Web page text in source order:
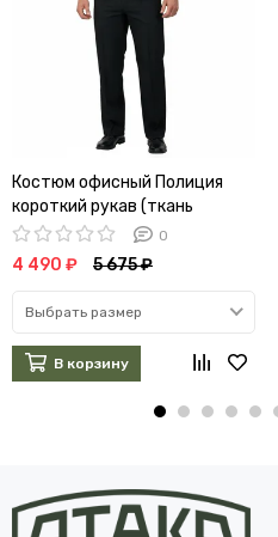
Костюм офисный Полиция
короткий рукав (ткань
габардин) (А)
0
4 490 ₽ 5 675 ₽
Выбрать размер
В корзину